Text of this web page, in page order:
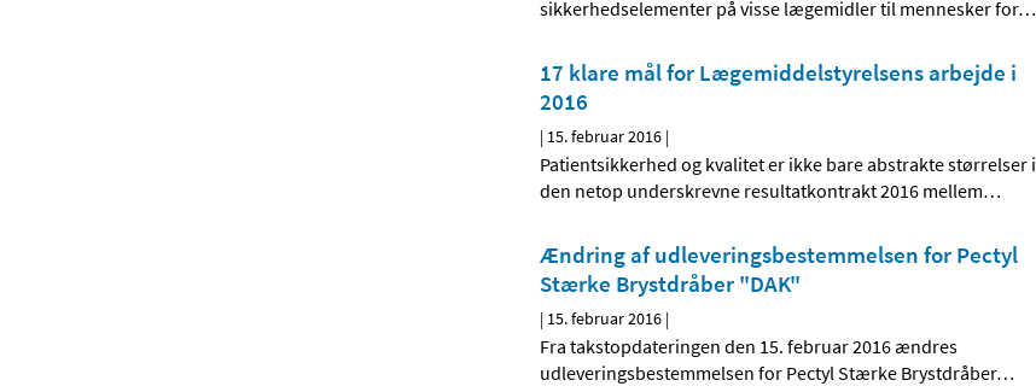
sikkerhedselementer på visse lægemidler til mennesker for…
17 klare mål for Lægemiddelstyrelsens arbejde i
2016
| 15. februar 2016 |
Patientsikkerhed og kvalitet er ikke bare abstrakte størrelser i
den netop underskrevne resultatkontrakt 2016 mellem…
Ændring af udleveringsbestemmelsen for Pectyl
Stærke Brystdråber "DAK"
| 15. februar 2016 |
Fra takstopdateringen den 15. februar 2016 ændres
udleveringsbestemmelsen for Pectyl Stærke Brystdråber…